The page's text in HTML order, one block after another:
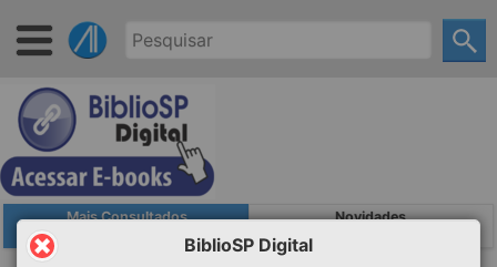
BiblioSP Digital
Mais Consultados Novidades